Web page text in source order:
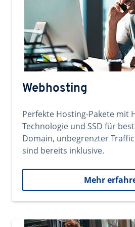
Webhosting
Perfekte Hosting-Pakete mit
Technologie und SSD für
Domain, unbegrenzter
sind bereits inklusive.
Mehr